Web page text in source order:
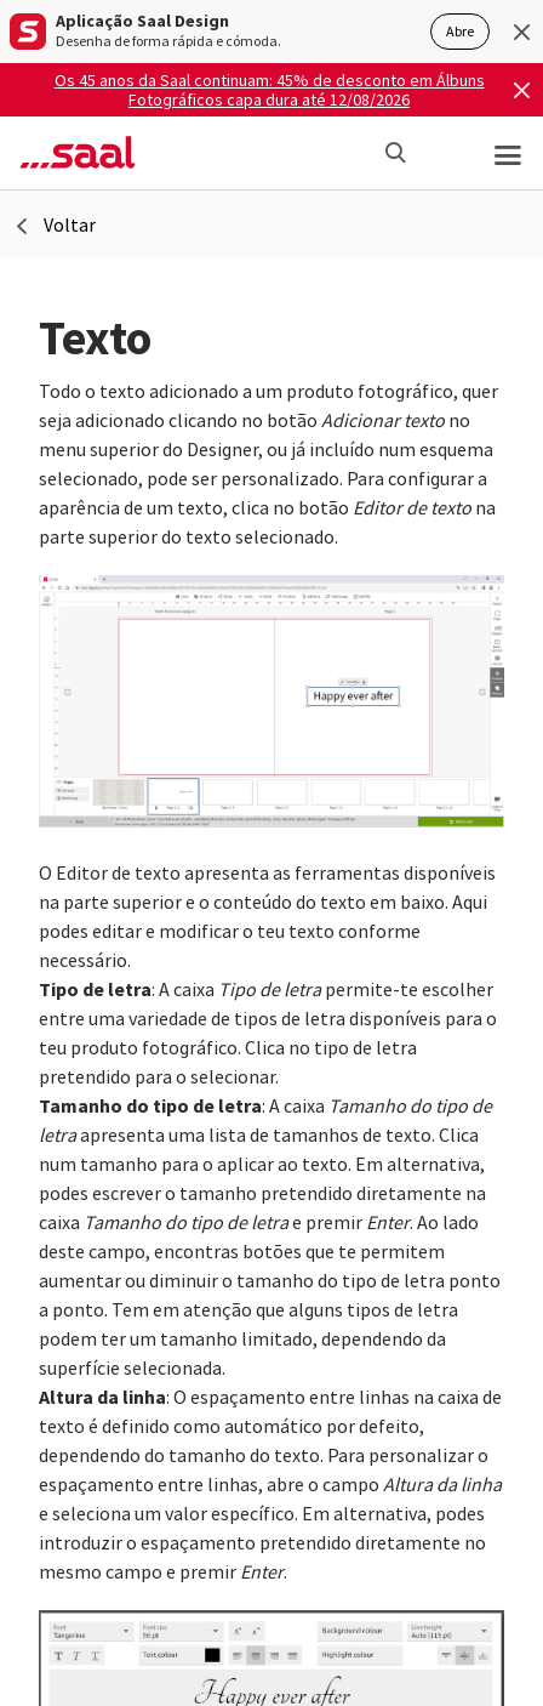
Aplicação Saal Design
Desenha de forma rápida e cómoda. Abre
Os 45 anos da Saal continuam: 45% de desconto em Álbuns
Fotográficos capa dura até 12/08/2026
Voltar
Texto
Todo o texto adicionado a um produto fotográfico, quer
seja adicionado clicando no botão Adicionar texto no
menu superior do Designer, ou já incluído num esquema
selecionado, pode ser personalizado. Para configurar a
aparência de um texto, clica no botão Editor de texto na
parte superior do texto selecionado.
O Editor de texto apresenta as ferramentas disponíveis
na parte superior e o conteúdo do texto em baixo. Aqui
podes editar e modificar o teu texto conforme
necessário.
Tipo de letra: A caixa Tipo de letrapermite-te escolher
entre uma variedade de tipos de letra disponíveis para o
teu produto fotográfico. Clica no tipo de letra
pretendido para o selecionar.
Tamanho do tipo de letra: A caixa Tamanho do tipo de
letraapresenta uma lista de tamanhos de texto. Clica
num tamanho para o aplicar ao texto. Em alternativa,
podes escrever o tamanho pretendido diretamente na
caixa Tamanho do tipo de letrae premir Enter. Ao lado
deste campo, encontras botões que te permitem
aumentar ou diminuir o tamanho do tipo de letra ponto
a ponto. Tem em atenção que alguns tipos de letra
podem ter um tamanho limitado, dependendo da
superfície selecionada.
Altura da linha: O espaçamento entre linhas na caixa de
texto é definido como automático por defeito,
dependendo do tamanho do texto. Para personalizar o
espaçamento entre linhas, abre o campo Altura da linha
e seleciona um valor específico. Em alternativa, podes
introduzir o espaçamento pretendido diretamente no
mesmo campo e premir Enter.